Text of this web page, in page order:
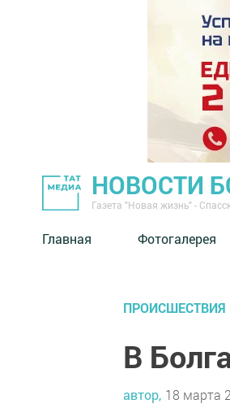
НОВОСТИ
Газета "Новая жизнь" -
Главная Фотогалерея
ПРОИСШЕСТВИЯ
В
автор, 18 марта